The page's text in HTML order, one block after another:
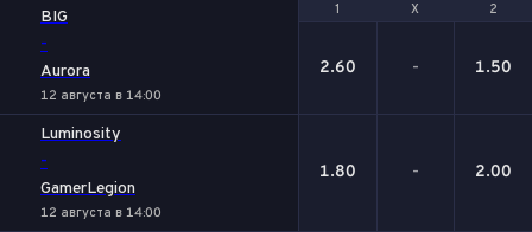
1 Х 2
BIG
-
Aurora
12 августа в 14:00
1 Х 2
2.60 - 1.50
Luminosity
-
GamerLegion
12 августа в 14:00
1.80 - 2.00